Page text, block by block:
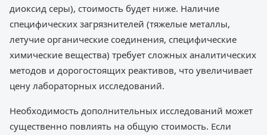
диоксид серы), стоимость будет ниже. Наличие
специфических загрязнителей (тяжелые металлы,
летучие органические соединения, специфические
химические вещества) требует сложных аналитических
методов и дорогостоящих реактивов, что увеличивает
цену лабораторных исследований.
Необходимость дополнительных исследований может
существенно повлиять на общую стоимость. Если